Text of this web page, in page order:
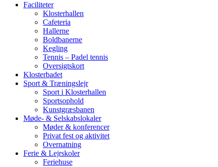
Faciliteter
Klosterhallen
Cafeteria
Hallerne
Boldbanerne
Kegling
Tennis – Padel tennis
Oversigtskort
Klosterbadet
Sport & Træningslejr
Sport i Klosterhallen
Sportsophold
Kunstgræsbanen
Møde- & Selskabslokaler
Møder & konferencer
Privat fest og aktivitet
Overnatning
Ferie & Lejrskoler
Feriehuse